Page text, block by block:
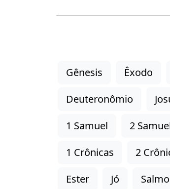
Gênesis Êxodo
Deuteronômio
1 Samuel
2
1 Crônicas
2
Ester
Jó